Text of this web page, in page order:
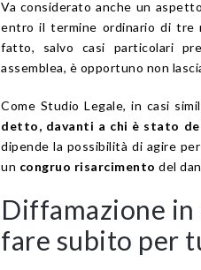
Va considerato anche un
entro il termine ordinario di tre
fatto, salvo casi particolari
assemblea, è opportuno non
Come Studio Legale, in casi
detto, davanti a chi è stato
dipende la possibilità di agire
un congruo risarcimento del
Diffamazione in
fare subito per